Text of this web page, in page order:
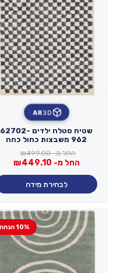
3D
AR
שטיח סטלה ילדים 62702-
962 משבצות כחול כהה
החל מ- ₪499.00
החל מ- ₪449.10
לבחירת מידה
10% הנחה